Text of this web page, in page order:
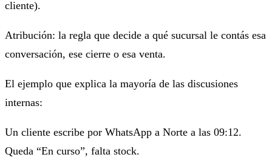
cliente).
Atribución: la regla que decide a qué sucursal le contás esa
conversación, ese cierre o esa venta.
El ejemplo que explica la mayoría de las discusiones
internas:
Un cliente escribe por WhatsApp a Norte a las 09:12.
Queda “En curso”, falta stock.